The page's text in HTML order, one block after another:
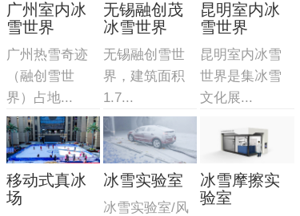
广州室内冰
雪世界
广州热雪奇迹
（融创雪世
界）占地...
无锡融创茂
冰雪世界
无锡融创雪世
界，建筑面积
1.7...
昆明室内冰
雪世界
昆明室内冰雪
世界是集冰雪
文化展...
移动式真冰
场
冰雪实验室
冰雪实验室/风
冰雪摩擦实
验室